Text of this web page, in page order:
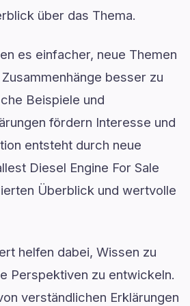
über das Thema.
es einfacher, neue Themen
besser zu
Beispiele und
fördern Interesse und
entsteht durch neue
Diesel Engine For Sale
Überblick und wertvolle
helfen dabei, Wissen zu
Perspektiven zu entwickeln.
verständlichen Erklärungen